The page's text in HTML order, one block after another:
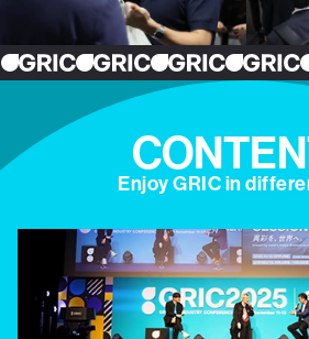
Enjoy GRIC in